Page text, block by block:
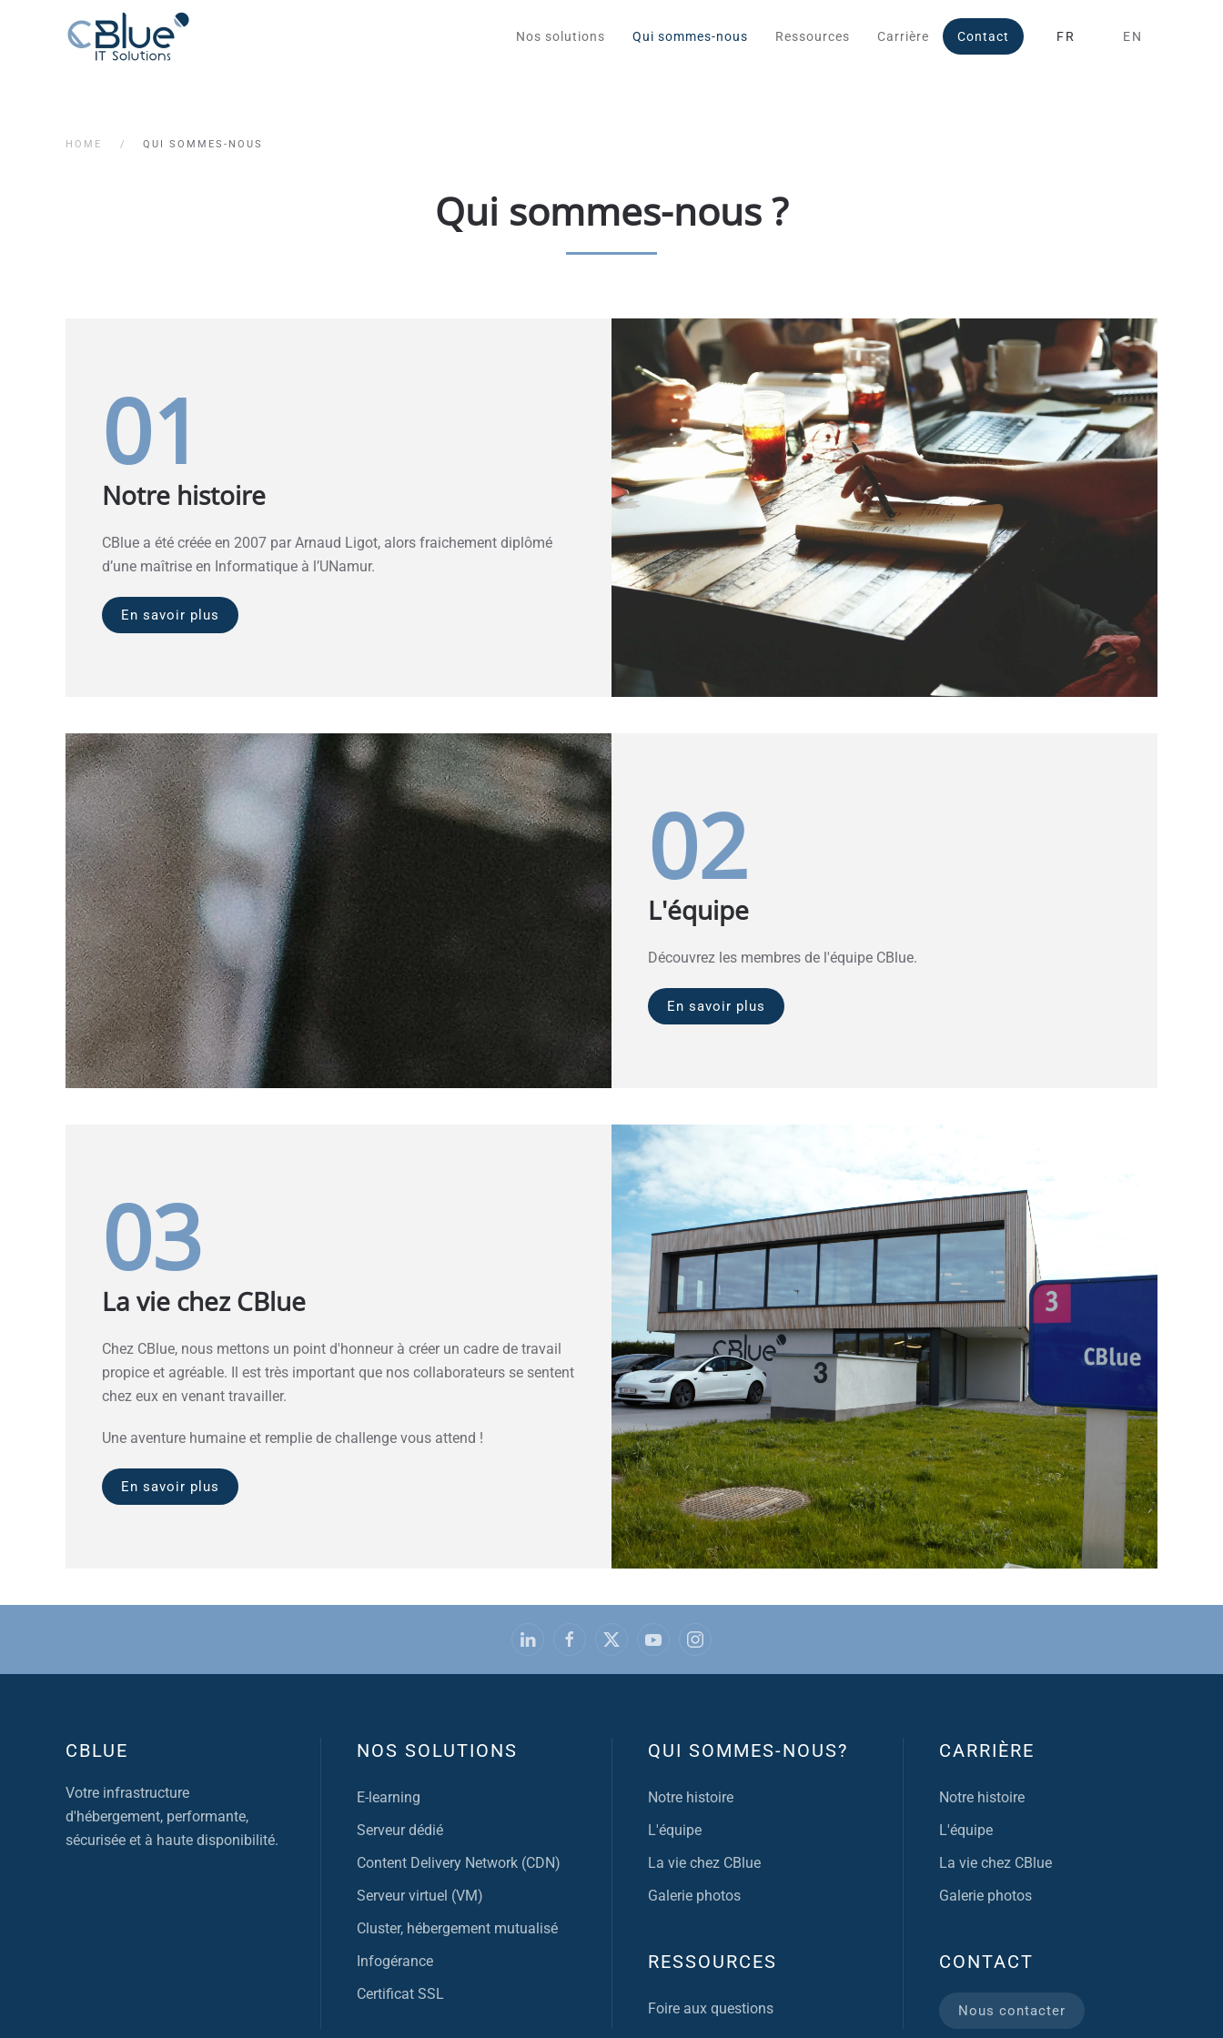
Nos solutions Qui sommes-nous Ressources Carrière Contact FR EN
HOME QUI SOMMES-NOUS
Qui sommes-nous ?
01
Notre histoire
CBlue a été créée en 2007 par Arnaud Ligot, alors fraichement diplômé
d’une maîtrise en Informatique à l’UNamur.
En savoir plus
02
L'équipe
Découvrez les membres de l'équipe CBlue.
En savoir plus
03
La vie chez CBlue
Chez CBlue, nous mettons un point d'honneur à créer un cadre de travail
propice et agréable. Il est très important que nos collaborateurs se sentent
chez eux en venant travailler.
Une aventure humaine et remplie de challenge vous attend !
En savoir plus
CBLUE
Votre infrastructure
d'hébergement, performante,
sécurisée et à haute disponibilité.
NOS SOLUTIONS
E-learning
Serveur dédié
Content Delivery Network (CDN)
Serveur virtuel (VM)
Cluster, hébergement mutualisé
Infogérance
Certificat SSL
QUI SOMMES-NOUS?
Notre histoire
L'équipe
La vie chez CBlue
Galerie photos
RESSOURCES
Foire aux questions
CARRIÈRE
Notre histoire
L'équipe
La vie chez CBlue
Galerie photos
CONTACT
Nous contacter